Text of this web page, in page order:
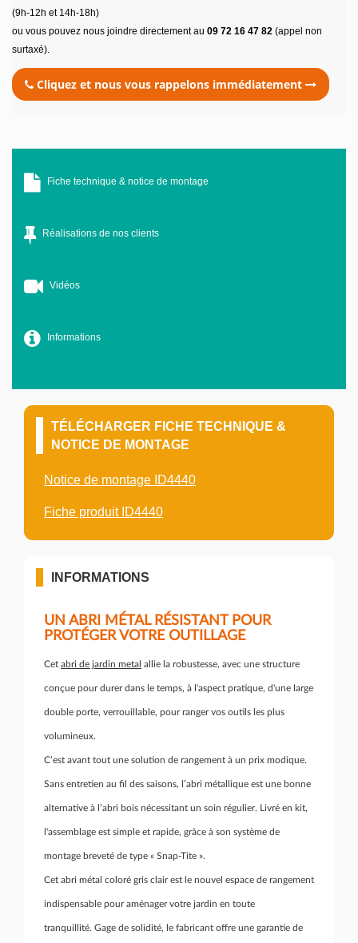
(9h-12h et 14h-18h)
ou vous pouvez nous joindre directement au 09 72 16 47 82 (appel non
surtaxé).
Cliquez et nous vous rappelons immédiatement
Fiche technique & notice de montage
Réalisations de nos clients
Vidéos
Informations
TÉLÉCHARGER FICHE TECHNIQUE &
NOTICE DE MONTAGE
Notice de montage ID4440
Fiche produit ID4440
INFORMATIONS
UN ABRI MÉTAL RÉSISTANT POUR
PROTÉGER VOTRE OUTILLAGE
Cet abri de jardin metal allie la robustesse, avec une structure
conçue pour durer dans le temps, à l'aspect pratique, d'une large
double porte, verrouillable, pour ranger vos outils les plus
volumineux.
C’est avant tout une solution de rangement à un prix modique.
Sans entretien au fil des saisons, l’abri métallique est une bonne
alternative à l’abri bois nécessitant un soin régulier. Livré en kit,
l'assemblage est simple et rapide, grâce à son système de
montage breveté de type « Snap-Tite ».
Cet abri métal coloré gris clair est le nouvel espace de rangement
indispensable pour aménager votre jardin en toute
tranquillité. Gage de solidité, le fabricant offre une garantie de